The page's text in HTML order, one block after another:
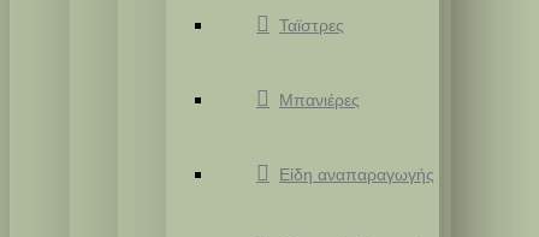
Ταϊστρες
Μπανιέρες
Είδη αναπαραγωγής